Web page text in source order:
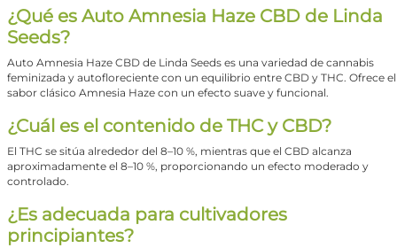
¿Qué es Auto Amnesia Haze CBD de Linda
Seeds?
Auto Amnesia Haze CBD de Linda Seeds es una variedad de cannabis
feminizada y autofloreciente con un equilibrio entre CBD y THC. Ofrece el
sabor clásico Amnesia Haze con un efecto suave y funcional.
¿Cuál es el contenido de THC y CBD?
El THC se sitúa alrededor del 8–10 %, mientras que el CBD alcanza
aproximadamente el 8–10 %, proporcionando un efecto moderado y
controlado.
¿Es adecuada para cultivadores
principiantes?